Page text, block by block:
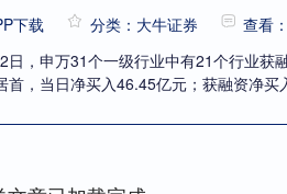
下载 分类：大牛证券 查看
日，申万31个一级行业中有21个行业获
首，当日净买入46.45亿元；获融资净买